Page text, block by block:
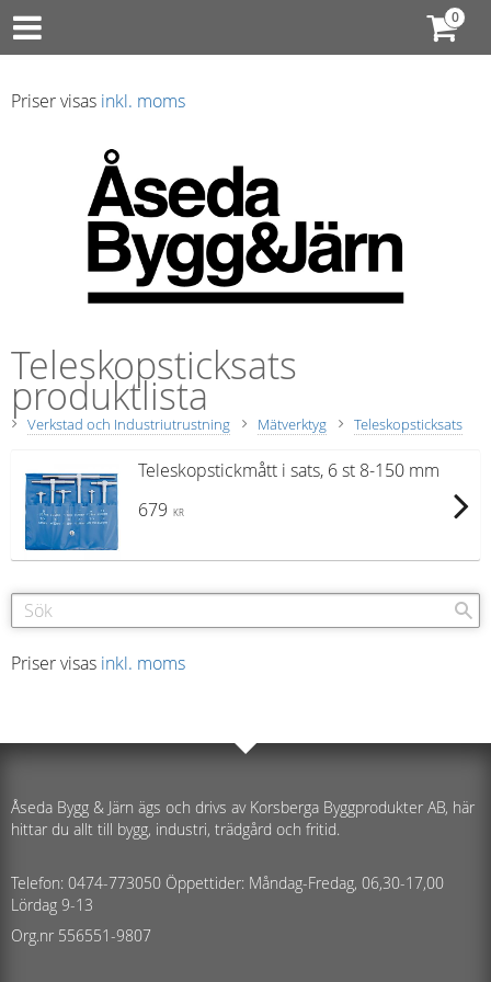
Priser visas inkl. moms
Teleskopsticksats
produktlista
Verkstad och Industriutrustning Mätverktyg Teleskopsticksats
Teleskopstickmått i sats, 6 st 8-150 mm
679
KR
Priser visas inkl. moms
Åseda Bygg & Järn ägs och drivs av Korsberga Byggprodukter AB, här
hittar du allt till bygg, industri, trädgård och fritid.
Telefon: 0474-773050 Öppettider: Måndag-Fredag, 06,30-17,00
Lördag 9-13
Org.nr 556551-9807